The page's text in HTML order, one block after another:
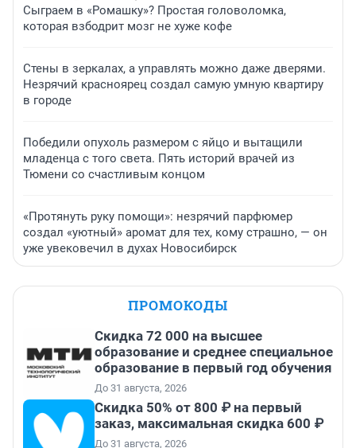
Сыграем в «Ромашку»? Простая головоломка,
которая взбодрит мозг не хуже кофе
Стены в зеркалах, а управлять можно даже дверями.
Незрячий красноярец создал самую умную квартиру
в городе
Победили опухоль размером с яйцо и вытащили
младенца с того света. Пять историй врачей из
Тюмени со счастливым концом
«Протянуть руку помощи»: незрячий парфюмер
создал «уютный» аромат для тех, кому страшно, — он
уже увековечил в духах Новосибирск
ПРОМОКОДЫ
Скидка 72 000 на высшее
образование и среднее специальное
образование в первый год обучения
До 31 августа, 2026
Скидка 50% от 800 ₽ на первый
заказ, максимальная скидка 600 ₽
До 31 августа, 2026